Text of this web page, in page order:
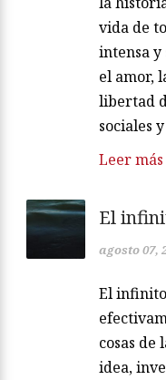
vida de
intensa
el amor,
libertad
sociales
Leer más
El
agosto 07,
El
cosas de
idea,